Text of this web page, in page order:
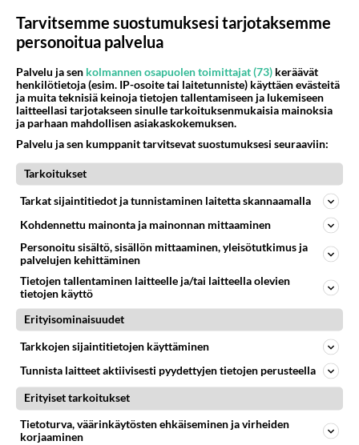
27.06.2004 12:58 4 873
TARKKAAVAISUUSHÄIRIÖT Vastattu 1v
adhd lapsen kanssa
Avustan adhd oppilasta 6-luokalla ja kysyisinkin nyt
jos jollain on jotain hyviä neuvoja kuinka edetä
asiassa. Poika on...
22.08.2007 17:41 11 2549 0
ADHD lapsi
Olisiko kellään kokemusta kuinka kauan ko diagnoosin
saaminen kestää. Meillä 9v poika ja n 4 vuotta on
seurattu käyttäyt...
Tarvitsemme suostumuksesi tarjotaksemme
personoitua palvelua
Palvelu ja sen kolmannen osapuolen toimittajat (73) keräävät
henkilötietoja (esim. IP-osoite tai laitetunniste) käyttäen evästeitä
ja muita teknisiä keinoja tietojen tallentamiseen ja lukemiseen
laitteellasi tarjotakseen sinulle tarkoituksenmukaisia mainoksia
ja parhaan mahdollisen asiakaskokemuksen.
Palvelu ja sen kumppanit tarvitsevat suostumuksesi seuraaviin:
Tarkoitukset
Tarkat sijaintitiedot ja tunnistaminen laitetta skannaamalla
Kohdennettu mainonta ja mainonnan mittaaminen
Personoitu sisältö, sisällön mittaaminen, yleisötutkimus ja
palvelujen kehittäminen
Tietojen tallentaminen laitteelle ja/tai laitteella olevien
tietojen käyttö
Erityisominaisuudet
Tarkkojen sijaintitietojen käyttäminen
Tunnista laitteet aktiivisesti pyydettyjen tietojen perusteella
Erityiset tarkoitukset
Tietoturva, väärinkäytösten ehkäiseminen ja virheiden
korjaaminen